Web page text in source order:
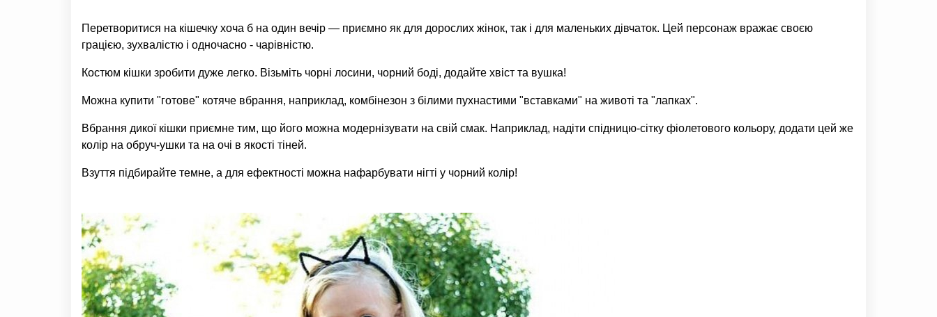
Перетворитися на кішечку хоча б на один вечір — приємно як для дорослих жінок, так і для маленьких дівчаток. Цей персонаж вражає своєю
грацією, зухвалістю і одночасно - чарівністю.
Костюм кішки зробити дуже легко. Візьміть чорні лосини, чорний боді, додайте хвіст та вушка!
Можна купити "готове" котяче вбрання, наприклад, комбінезон з білими пухнастими "вставками" на животі та "лапках".
Вбрання дикої кішки приємне тим, що його можна модернізувати на свій смак. Наприклад, надіти спідницю-сітку фіолетового кольору, додати цей же
колір на обруч-ушки та на очі в якості тіней.
Взуття підбирайте темне, а для ефектності можна нафарбувати нігті у чорний колір!